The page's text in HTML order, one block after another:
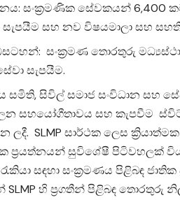
සංක්‍රමණික සේවකයන් 6,400
සැපයීම සහ නව විෂයමාලා සහ
සංක්‍රමණ තොරතුරු
සැපයීම.
සමිති, සිවිල් සමාජ සංවිධාන සහ
සහයෝගීතාවය සහ කැපවීම
SLMP සාර්ථක ලෙස
ප්‍රයත්නයන් සුවිශේෂී පිටිවහලක්
සඳහා සංක්‍රමණය පිළිබඳ
හි ප්‍රගතීන් පිළිබඳ තොරතුරු